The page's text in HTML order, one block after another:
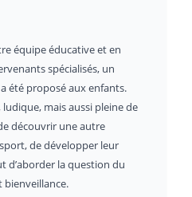
équipe éducative et en
spécialisés, un
été proposé aux enfants.
mais aussi pleine de
découvrir une autre
de développer leur
d’aborder la question du
bienveillance.